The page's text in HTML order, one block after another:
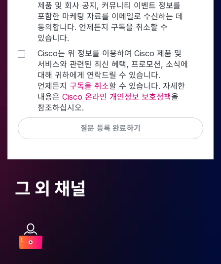
제품 및 회사 공지, 커뮤니티 이벤트 정보를
포함한 마케팅 자료를 이메일로 수신하는 데
동의합니다. 언제든지 구독을 취소할 수
있습니다.
Cisco는 위 정보를 이용하여 Cisco 제품 및
서비스와 관련된 최신 혜택, 프로모션, 소식에
대해 귀하에게 연락드릴 수 있습니다.
언제든지 구독을 취소할 수 있습니다. 자세한
내용은 Cisco 온라인 개인정보 보호정책을
참조하십시오.
질문 등록 완료하기
그 외 채널